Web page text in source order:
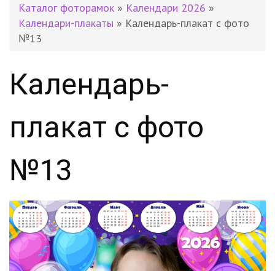
Каталог фоторамок » Календари 2026 »
Календари-плакаты » Календарь-плакат с фото
№13
Календарь-
плакат с фото
№13